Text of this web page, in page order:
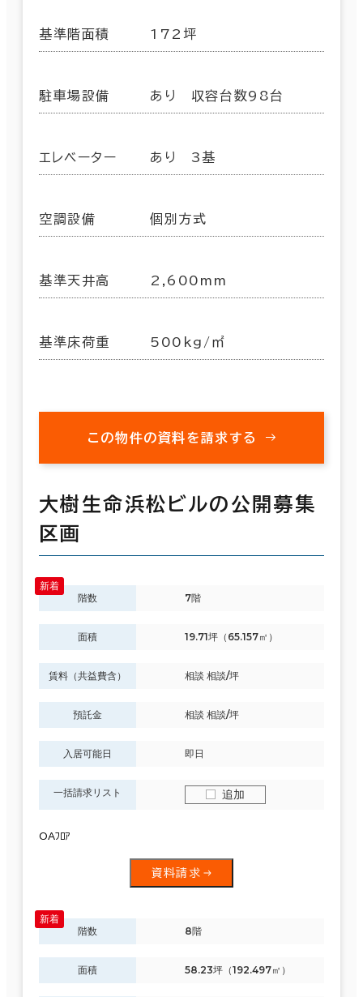
基準階面積 172坪
駐車場設備 あり 収容台数98台
エレベーター あり 3基
空調設備 個別方式
基準天井高 2,600mm
基準床荷重 500kg/㎡
この物件の資料を請求する
大樹生命浜松ビルの公開募集
区画
階数 7階
面積 19.71坪（65.157㎡）
賃料（共益費含） 相談 相談/坪
預託金 相談 相談/坪
入居可能日 即日
一括請求リスト 追加
OAﾌﾛｱ
資料請求
階数 8階
面積 58.23坪（192.497㎡）